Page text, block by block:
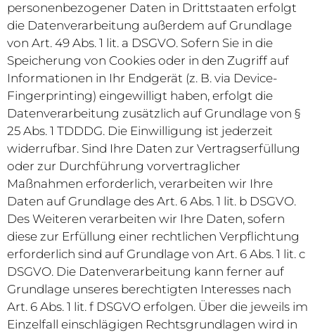
personenbezogener Daten in Drittstaaten erfolgt
die Datenverarbeitung außerdem auf Grundlage
von Art. 49 Abs. 1 lit. a DSGVO. Sofern Sie in die
Speicherung von Cookies oder in den Zugriff auf
Informationen in Ihr Endgerät (z. B. via Device-
Fingerprinting) eingewilligt haben, erfolgt die
Datenverarbeitung zusätzlich auf Grundlage von §
25 Abs. 1 TDDDG. Die Einwilligung ist jederzeit
widerrufbar. Sind Ihre Daten zur Vertragserfüllung
oder zur Durchführung vorvertraglicher
Maßnahmen erforderlich, verarbeiten wir Ihre
Daten auf Grundlage des Art. 6 Abs. 1 lit. b DSGVO.
Des Weiteren verarbeiten wir Ihre Daten, sofern
diese zur Erfüllung einer rechtlichen Verpflichtung
erforderlich sind auf Grundlage von Art. 6 Abs. 1 lit. c
DSGVO. Die Datenverarbeitung kann ferner auf
Grundlage unseres berechtigten Interesses nach
Art. 6 Abs. 1 lit. f DSGVO erfolgen. Über die jeweils im
Einzelfall einschlägigen Rechtsgrundlagen wird in